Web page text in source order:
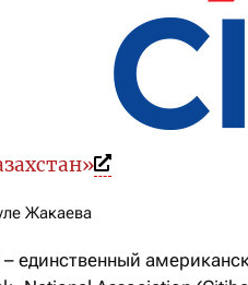
Жакаева
единственный